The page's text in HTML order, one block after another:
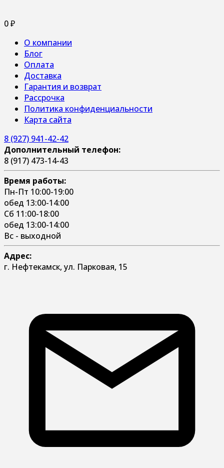
0₽
О компании
Блог
Оплата
Доставка
Гарантия и возврат
Рассрочка
Политика конфиденциальности
Карта сайта
8 (927) 941-42-42
Дополнительный телефон:
8 (917) 473-14-43
Время работы:
Пн-Пт 10:00-19:00
обед 13:00-14:00
Сб 11:00-18:00
обед 13:00-14:00
Вс - выходной
Адрес:
г. Нефтекамск, ул. Парковая, 15